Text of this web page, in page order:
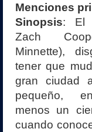
Menciones
Sinopsis: El
Zach
Minnette),
tener que
gran ciudad
pequeño,
menos un
cuando